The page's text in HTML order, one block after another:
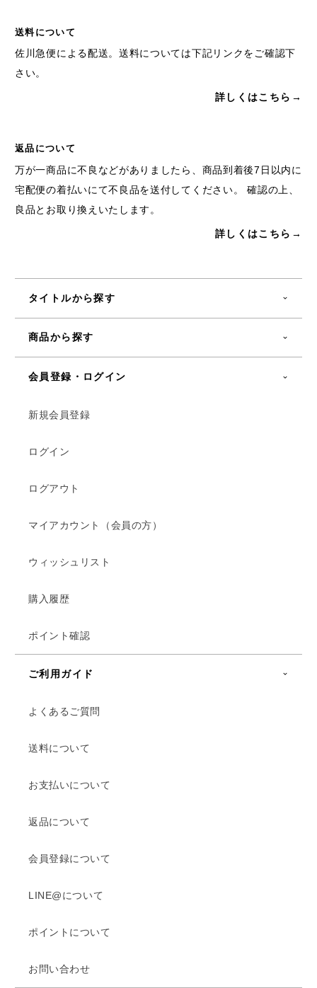
送料について
佐川急便による配送。送料については下記リンクをご確認下
さい。
詳しくはこちら→
返品について
万が一商品に不良などがありましたら、商品到着後7日以内に
宅配便の着払いにて不良品を送付してください。 確認の上、
良品とお取り換えいたします。
詳しくはこちら→
タイトルから探す
商品から探す
会員登録・ログイン
新規会員登録
ログイン
ログアウト
マイアカウント（会員の方）
ウィッシュリスト
購入履歴
ポイント確認
ご利用ガイド
よくあるご質問
送料について
お支払いについて
返品について
会員登録について
LINE@について
ポイントについて
お問い合わせ